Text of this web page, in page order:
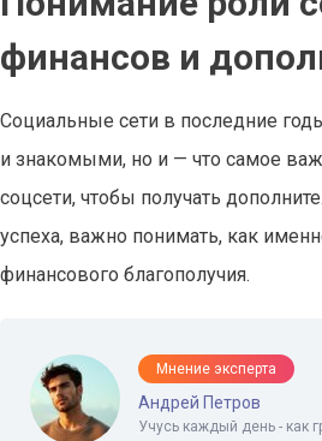
финансов и
Социальные сети в последние
и знакомыми, но и — что самое
соцсети, чтобы получать
успеха, важно понимать, как
финансового благополучия.
Мнение эксперта
Андрей Петров
Учусь каждый день - как